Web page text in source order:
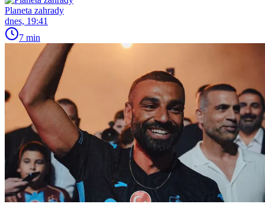
Planeta zahrady
dnes, 19:41
7 min